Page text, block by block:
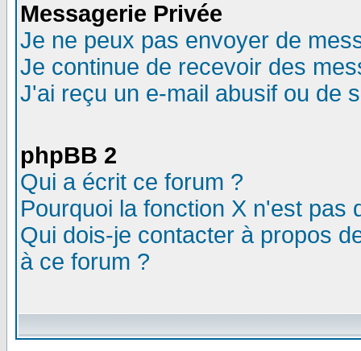
Messagerie Privée
Je ne peux pas envoyer de
Je continue de recevoir des
J'ai reçu un e-mail abusif ou de
phpBB 2
Qui a écrit ce forum ?
Pourquoi la fonction X n'est pas
Qui dois-je contacter à propos
à ce forum ?